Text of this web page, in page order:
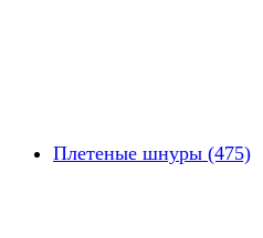
Плетеные шнуры (475)